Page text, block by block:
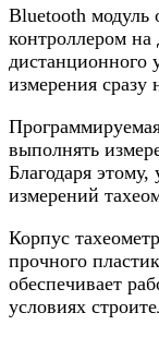
Bluetooth модуль
контроллером
дистанционного
измерения сразу
выполнять
Благодаря
измерений
Корпус
прочного
обеспечивает
условиях